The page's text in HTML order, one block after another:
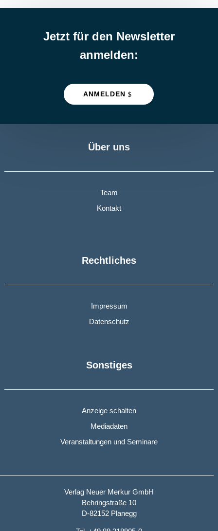
Jetzt für den Newsletter
anmelden:
ANMELDEN
Über uns
Team
Kontakt
Rechtliches
Impressum
Datenschutz
Sonstiges
Anzeige schalten
Mediadaten
Veranstaltungen und Seminare
Verlag Neuer Merkur GmbH
Behringstraße 10
D-82152 Planegg